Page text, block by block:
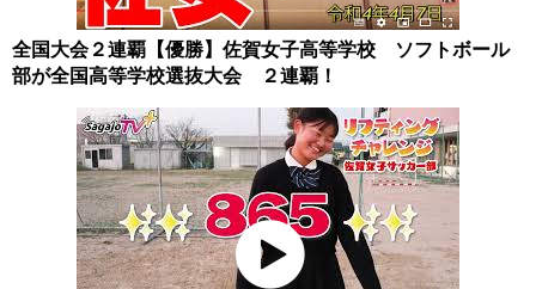
全国大会２連覇【優勝】佐賀女子高等学校 ソフトボール
部が全国高等学校選抜大会 ２連覇！